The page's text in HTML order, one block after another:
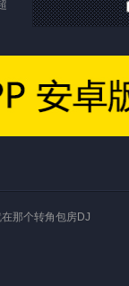
那个转角包房DJ